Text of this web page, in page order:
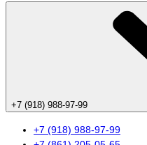
+7 (918) 988-97-99
+7 (918) 988-97-99